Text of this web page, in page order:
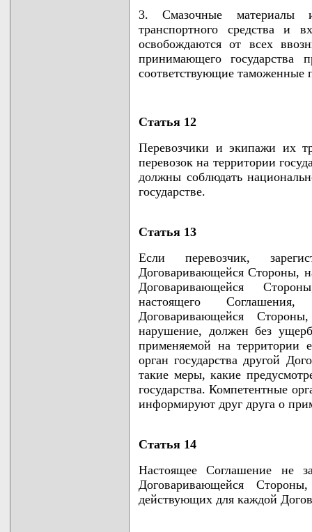
3. Смазочные материалы
транспортного средства и
освобождаются от всех
принимающего государства
соответствующие таможенные
Статья 12
Перевозчики и экипажи их
перевозок на территории
должны соблюдать
государстве.
Статья 13
Если перевозчик,
Договаривающейся Стороны,
Договаривающейся
настоящего
Договаривающейся
нарушение, должен без
применяемой на территории
орган государства другой
такие меры, какие
государства. Компетентные
информируют друг друга о
Статья 14
Настоящее Соглашение не
Договаривающейся
действующих для каждой